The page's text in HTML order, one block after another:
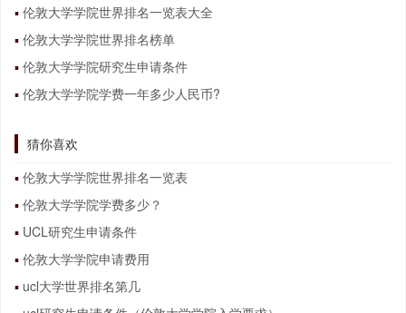
伦敦大学学院世界排名一览表大全
伦敦大学学院世界排名榜单
伦敦大学学院研究生申请条件
伦敦大学学院学费一年多少人民币?
猜你喜欢
伦敦大学学院世界排名一览表
伦敦大学学院学费多少？
UCL研究生申请条件
伦敦大学学院申请费用
ucl大学世界排名第几